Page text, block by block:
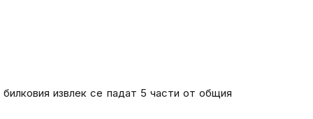
извлек се падат 5 части от общия